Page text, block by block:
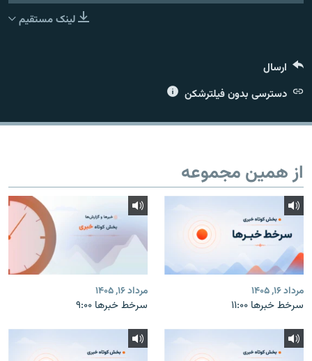
لینک مستقیم
ارسال
دسترسی بدون فیلترشکن
از همین مجموعه
مرداد ۱۶, ۱۴۰۵
سرخط خبرها ۱۱:۰۰
مرداد ۱۶, ۱۴۰۵
سرخط خبرها ۹:۰۰